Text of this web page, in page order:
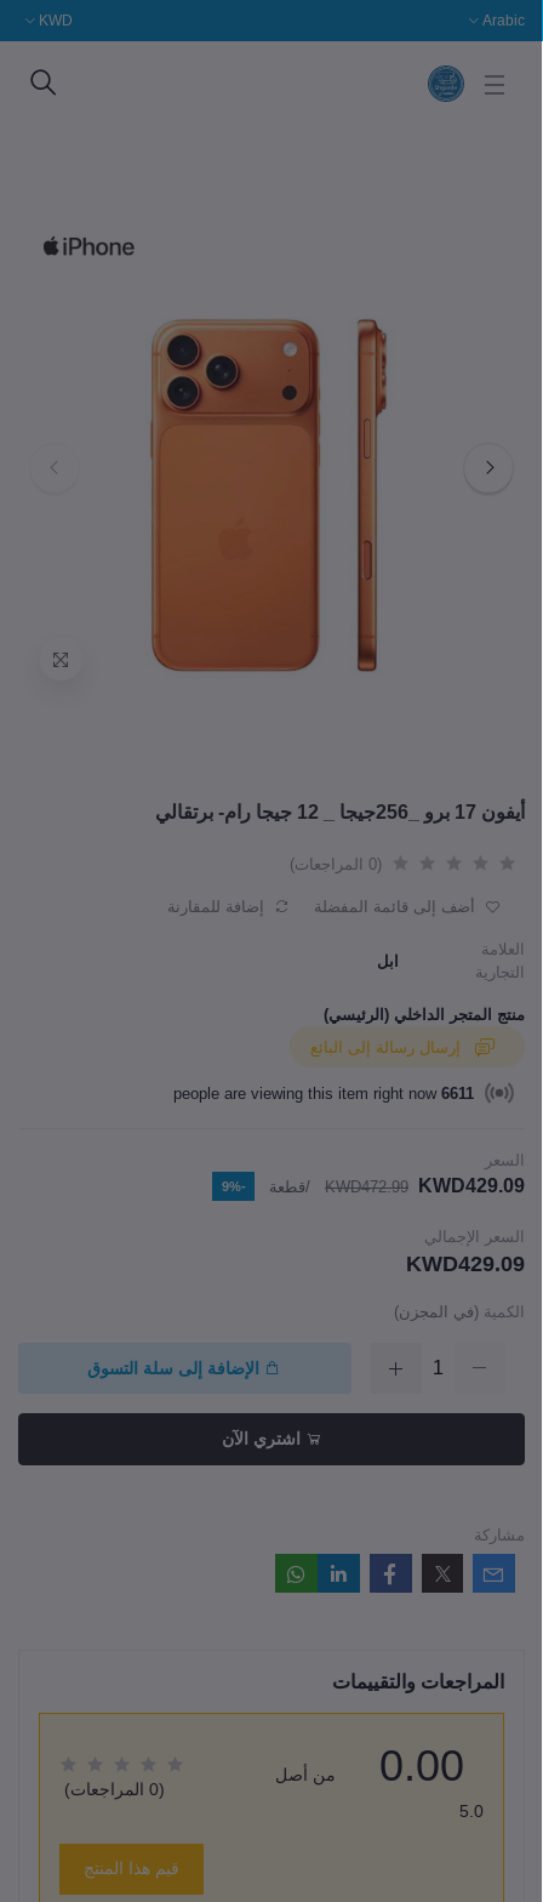
Arabic
KWD
أيفون 17 برو _256جيجا _ 12 جيجا رام- برتقالي
(0 المراجعات)
أضف إلى قائمة المفضلة إضافة للمقارنة
العلامة
التجارية
ابل
منتج المتجر الداخلي (الرئيسي)
5281
people are viewing this item right now
السعر
KWD429.09
KWD472.99 /قطعة -9%
السعر الإجمالي
KWD429.09
الكمية (في المجزن)
الإضافة إلى سلة التسوق
اشتري الآن
مشاركة
المراجعات والتقييمات
0.00
من أصل
5.0
(0 المراجعات)
قيم هذا المنتج